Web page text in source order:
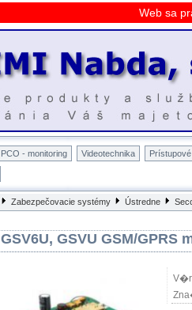
Web sa
PCO - monitoring Videotechnika
Zabezpečovacie systémy Ústredne
GSV6U, GSVU GSM/GPRS